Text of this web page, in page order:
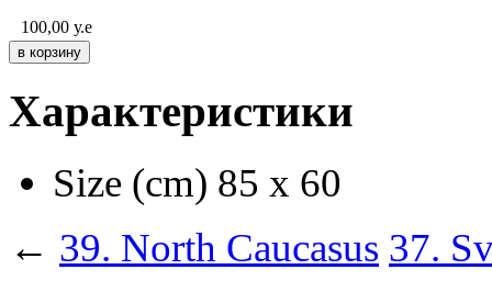
100,00 у.е
Характеристики
Size (cm) 85 х 60
← 39. North Caucasus 37.